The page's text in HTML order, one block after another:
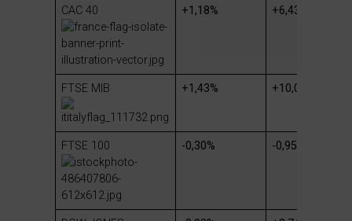
CAC 40 +1,18% +6,43%
FTSE MIB +1,43% +10,06%
FTSE 100 -0,30% -0,95%